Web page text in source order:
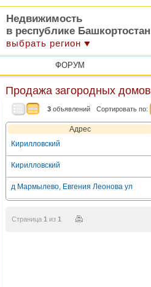
Недвижимость
в республике Башкортостан
выбрать регион
ФОРУМ
Продажа загородных
3 объявлений Сортировать по:
Адрес
Кирилловский
Кирилловский
д Мармылево, Евгения Леонова ул
Страница 1 из 1